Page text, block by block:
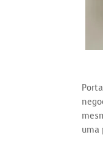
uma